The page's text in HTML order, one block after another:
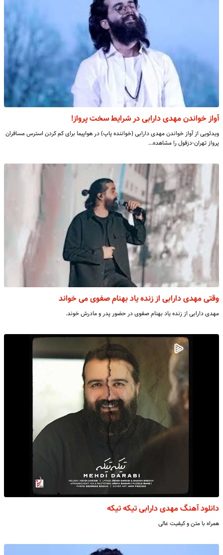
آواز خواندن مهدی دارابی در شرایط سخت پرواز!
ویدئویی از آواز خواندن مهدی دارابی (خواننده پاپ) در هواپیما برای کم کردن استرس مسافران
پرواز تهران-دزفول را مشاهده…
وقتی مهدی دارابی از زنده یاد بهنام صفوی می خواند
مهدی دارابی از زنده یاد بهنام صفوی در حضور پدر و مادرش خوند.
دانلود آهنگ مهدی دارابی تیکه تیکه
همراه با متن و کیفیت عالی